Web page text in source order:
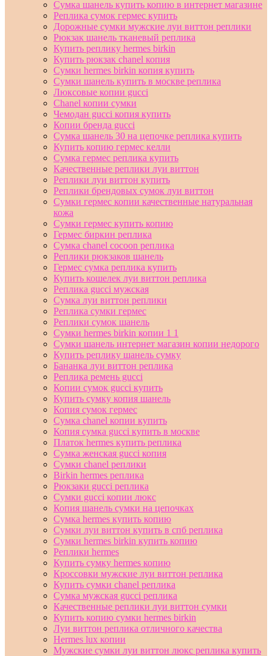
Сумка шанель купить копию в интернет магазине
Реплика сумок гермес купить
Дорожные сумки мужские луи виттон реплики
Рюкзак шанель тканевый реплика
Купить реплику hermes birkin
Купить рюкзак chanel копия
Сумки hermes birkin копия купить
Сумки шанель купить в москве реплика
Люксовые копии gucci
Chanel копии сумки
Чемодан gucci копия купить
Копии бренда gucci
Сумка шанель 30 на цепочке реплика купить
Купить копию гермес келли
Сумка гермес реплика купить
Качественные реплики луи виттон
Реплики луи виттон купить
Реплики брендовых сумок луи виттон
Сумки гермес копии качественные натуральная
кожа
Сумки гермес купить копию
Гермес биркин реплика
Сумка chanel cocoon реплика
Реплики рюкзаков шанель
Гермес сумка реплика купить
Купить кошелек луи виттон реплика
Реплика gucci мужская
Сумка луи виттон реплики
Реплика сумки гермес
Реплики сумок шанель
Сумки hermes birkin копии 1 1
Сумки шанель интернет магазин копии недорого
Купить реплику шанель сумку
Бананка луи виттон реплика
Реплика ремень gucci
Копии сумок gucci купить
Купить сумку копия шанель
Копия сумок гермес
Сумка chanel копии купить
Копия сумка gucci купить в москве
Платок hermes купить реплика
Сумка женская gucci копия
Сумки chanel реплики
Birkin hermes реплика
Рюкзаки gucci реплика
Сумки gucci копии люкс
Копия шанель сумки на цепочках
Сумка hermes купить копию
Сумки луи виттон купить в спб реплика
Сумки hermes birkin купить копию
Реплики hermes
Купить сумку hermes копию
Кроссовки мужские луи виттон реплика
Купить сумки chanel реплика
Сумка мужская gucci реплика
Качественные реплики луи виттон сумки
Купить копию сумки hermes birkin
Луи виттон реплика отличного качества
Hermes lux копии
Мужские сумки луи виттон люкс реплика купить